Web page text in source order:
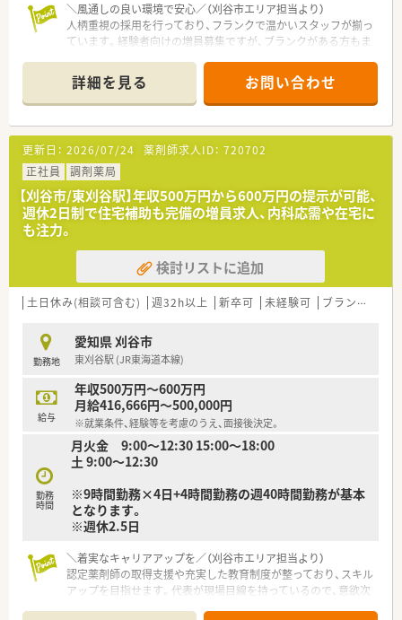
す。
【こんな方が活躍中】
■調剤業務の経験が浅い方やブランクがある方も、お人柄を評価
されて入社したのちに先輩スタッフの指導を受けて立派に活躍
中です。
■子育てと仕事を両立させているママさん薬剤師も多く在籍し
ており、急なお子様の体調不良などにも柔軟に対応しながら活躍
■患者様とのコミュニケーションを大切にし、お一人おひとりに
寄り添った丁寧な服薬指導ができる方が現場で高い評価を得て
います。
＼風通しの良い環境で安心／（刈谷市エリア担当より）
人柄重視の採用を行っており、フランクで温かいスタッフが揃っ
ています。経験者向けの増員募集ですが、ブランクがある方もま
【店舗情報と応需状況について】
■東刈谷駅から車で4分、内科や呼吸器科をメインに応需してい
る調剤薬局です。
■処方箋は1日あたり約60～70枚で、複数の薬剤師と事務が連携
して対応しています。
■大手の調剤システムが多く導入されており、スムーズに業務を
行える環境です。
【求人情報について】
■正社員の勤務薬剤師の募集で、経験を考慮して年収500万から
600万円を提示します。
■年俸制の12分割を採用しており、日頃の頑張りに応じて別途
決算賞与が支給されます。
■年齢や性別は不問ですので、これまでの調剤経験をしっかりと
【やりがい/おすすめポイント】
■門前クリニックの休診日に合わせた休暇制度があり、予定が立
てやすい点が魅力です。
■口座開設に必要な書類の提出などを社長が代行してくれるな
ど、手厚いサポートがあります。
■東刈谷駅から車で4分とアクセスが良く、日々の通勤における
負担が少ない環境です。
詳細を見る お問い合わせ
更新日： 2026/07/24 薬剤師求人ID： 720702
正社員
調剤薬局
【刈谷市/東刈谷駅】年収500万円から600万円の提示が可能、
週休2日制で住宅補助も完備の増員求人、内科応需や在宅に
も注力。
検討リストに追加
土日休み(相談可含む) 週32h以上 新卒可 未経験可 ブランク可
勤務地
愛知県 刈谷市
東刈谷駅 (JR東海道本線)
給与
年収500万円～600万円
月給416,666円～500,000円
※就業条件、経験等を考慮のうえ、面接後決定。
勤務
時間
月火金 9:00〜12:30 15:00〜18:00
土 9:00〜12:30
※9時間勤務×4日+4時間勤務の週40時間勤務が基本
となります。
※週休2.5日
＼着実なキャリアアップを／（刈谷市エリア担当より）
認定薬剤師の取得支援や充実した教育制度が整っており、スキル
アップを目指せます。代表が現場目線を持っているので、意欲次